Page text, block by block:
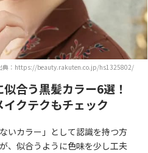
典：https://beauty.rakuten.co.jp/hs1325802/
似合う黒髪カラー6選！
クテクもチェック
いカラー」として認識を持つ方
、似合うように色味を少し工夫